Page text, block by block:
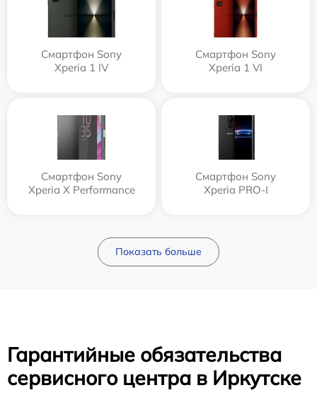
Смартфон Sony
Xperia 1 IV
Смартфон Sony
Xperia 1 VI
Смартфон Sony
Xperia X Performance
Смартфон Sony
Xperia PRO-I
Показать больше
Гарантийные обязательства
сервисного центра в Иркутске